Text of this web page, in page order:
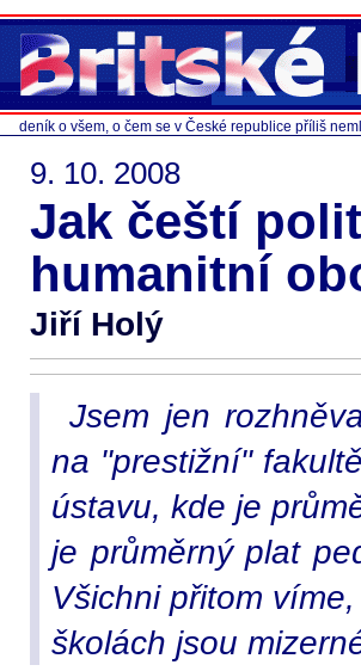
deník o všem, o čem se v České republice příliš
9. 10. 2008
Jak čeští
humanitní
Jiří Holý
Jsem jen
na "prestižní"
ústavu, kde je
je průměrný plat
Všichni přitom
školách jsou